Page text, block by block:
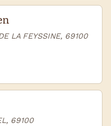
LA FEYSSINE, 69100
69100